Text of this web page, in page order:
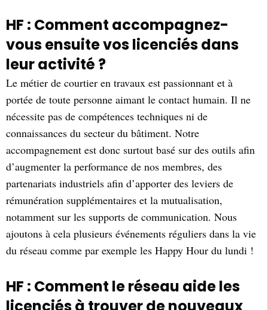
HF : Comment accompagnez-
vous ensuite vos licenciés dans
leur activité ?
Le métier de courtier en travaux est passionnant et à
portée de toute personne aimant le contact humain. Il ne
nécessite pas de compétences techniques ni de
connaissances du secteur du bâtiment. Notre
accompagnement est donc surtout basé sur des outils afin
d’augmenter la performance de nos membres, des
partenariats industriels afin d’apporter des leviers de
rémunération supplémentaires et la mutualisation,
notamment sur les supports de communication. Nous
ajoutons à cela plusieurs événements réguliers dans la vie
du réseau comme par exemple les Happy Hour du lundi !
HF : Comment le réseau aide les
licenciés à trouver de nouveaux